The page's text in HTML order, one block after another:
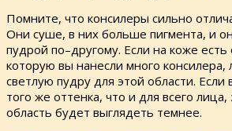
Помните, что консилеры сильно
Они суше, в них больше пигмента, и
пудрой по–другому. Если на коже есть
которую вы нанесли много консилера,
светлую пудру для этой области.
того же оттенка, что и для всего лица,
область будет выглядеть темнее.